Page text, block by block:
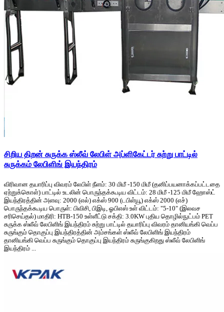
சிறிய திறன் சுருக்க ஸ்லீவ் லேபிள் அப்ளிகேட்டர் சுற்று பாட்டில்
சுருக்கம் லேபிளிங் இயந்திரம்
விரிவான தயாரிப்பு விவரம் லேபிள் நீளம்: 30 மிமீ -150 மிமீ (தனிப்பயனாக்கப்பட்டதை
ஏற்றுக்கொள்) பாட்டில் உடலின் பொருந்தக்கூடிய விட்டம்: 28 மிமீ -125 மிமீ ஹோஸ்ட்
இயந்திரத்தின் அளவு: 2000 (எல்) எக்ஸ் 900 (டபிள்யூ) எக்ஸ் 2000 (எச்)
பொருந்தக்கூடிய பொருள்: பிவிசி, பிஇடி, ஓபிஎஸ் உள் விட்டம்: "5-10" (இலவச
சரிசெய்தல்) மாதிரி: HTB-150 உள்ளீட்டு சக்தி: 3.0KW புதிய தொழில்நுட்பம் PET
சுருக்க ஸ்லீவ் லேபிளிங் இயந்திரம் சுற்று பாட்டில் தயாரிப்பு விவரம் தானியங்கி வெப்ப
சுருங்கும் தொகுப்பு இயந்திரத்தின் அம்சங்கள் ஸ்லீவ் லேபிளிங் இயந்திரம்
தானியங்கி வெப்ப சுருங்கும் தொகுப்பு இயந்திரம் சுருங்குகிறது ஸ்லீவ் லேபிளிங்
இயந்திரம் ...